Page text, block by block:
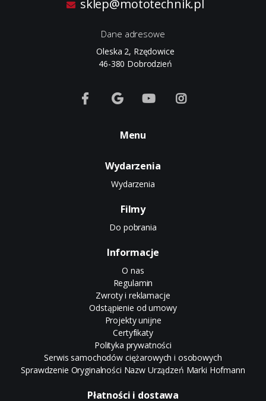
sklep@mototechnik.pl
Dane adresowe
Oleska 2, Rzędowice
46-380 Dobrodzień
Menu
Wydarzenia
Wydarzenia
Filmy
Do pobrania
Informacje
O nas
Regulamin
Zwroty i reklamacje
Odstąpienie od umowy
Projekty unijne
Certyfikaty
Polityka prywatności
Serwis samochodów ciężarowych i osobowych
Sprawdzenie Oryginalności Nazw Urządzeń Marki Hofmann
Płatności i dostawa